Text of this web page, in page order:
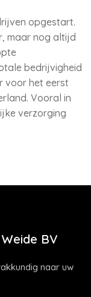
opgestart.
maar nog altijd
bedrijvigheid
voor het eerst
Vooral in
verzorging
BV
naar uw